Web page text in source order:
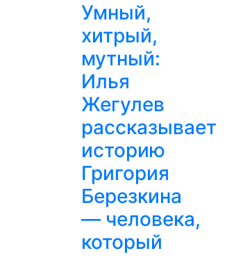
Умный,
хитрый,
мутный:
Илья
Жегулев
рассказывает
историю
Григория
Березкина
— человека,
который